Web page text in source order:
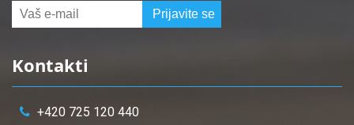
Kontakti
+420 725 120 440